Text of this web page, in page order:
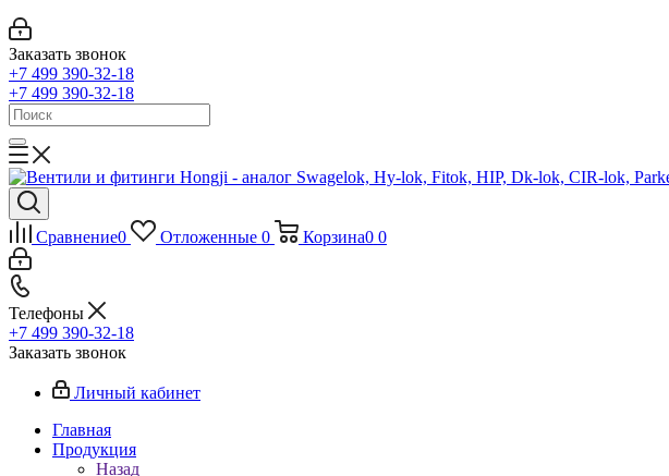
Заказать звонок
+7 499 390-32-18
+7 499 390-32-18
Сравнение0 Отложенные 0 Корзина0 0
Телефоны
+7 499 390-32-18
Заказать звонок
Личный кабинет
Главная
Продукция
Назад